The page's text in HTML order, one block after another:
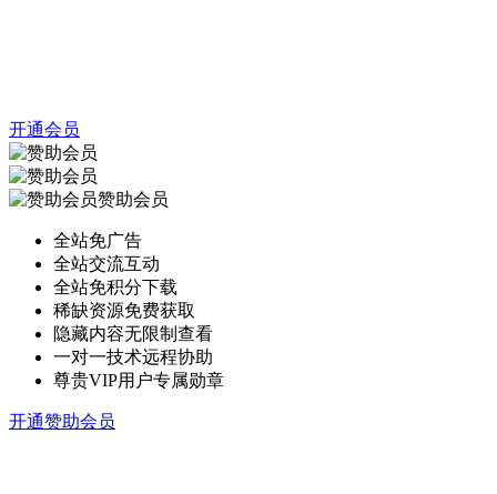
开通会员
赞助会员
全站免广告
全站交流互动
全站免积分下载
稀缺资源免费获取
隐藏内容无限制查看
一对一技术远程协助
尊贵VIP用户专属勋章
开通赞助会员